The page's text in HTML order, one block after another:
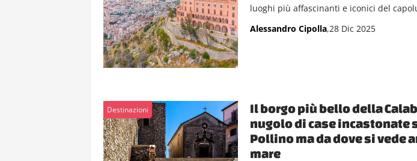
luoghi più affascinanti e iconici del
Alessandro Cipolla,28 Dic 2025
Destinazioni
Il borgo più bello della
nugolo di case incastonate
Pollino ma da dove si vede
mare